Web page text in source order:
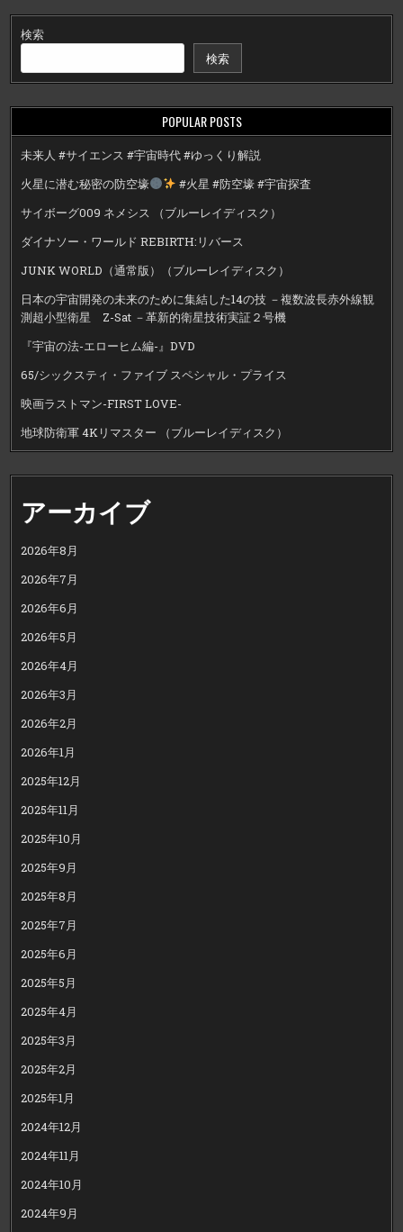
検索
検索
POPULAR POSTS
未来人 #サイエンス #宇宙時代 #ゆっくり解説
火星に潜む秘密の防空壕
#火星 #防空壕 #宇宙探査
サイボーグ009 ネメシス （ブルーレイディスク）
ダイナソー・ワールド REBIRTH:リバース
JUNK WORLD（通常版）（ブルーレイディスク）
日本の宇宙開発の未来のために集結した14の技 －複数波長赤外線観
測超小型衛星 Z-Sat －革新的衛星技術実証２号機
『宇宙の法-エローヒム編-』DVD
65/シックスティ・ファイブ スペシャル・プライス
映画ラストマン-FIRST LOVE-
地球防衛軍 4Kリマスター （ブルーレイディスク）
アーカイブ
2026年8月
2026年7月
2026年6月
2026年5月
2026年4月
2026年3月
2026年2月
2026年1月
2025年12月
2025年11月
2025年10月
2025年9月
2025年8月
2025年7月
2025年6月
2025年5月
2025年4月
2025年3月
2025年2月
2025年1月
2024年12月
2024年11月
2024年10月
2024年9月